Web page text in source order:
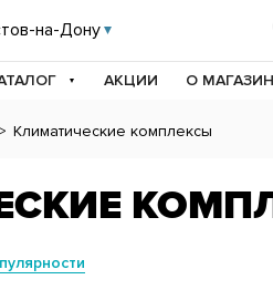
на-Дону
АКЦИИ О
> Климатические комплексы